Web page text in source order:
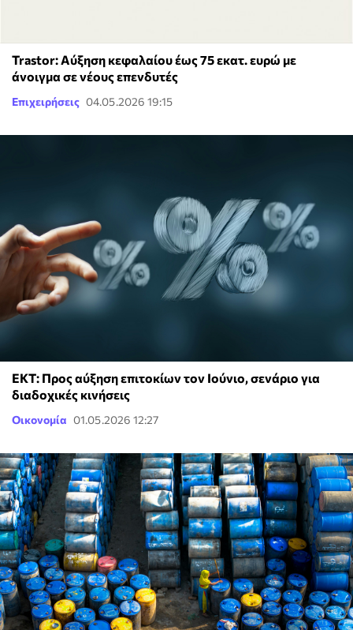
Trastor: Αύξηση κεφαλαίου έως 75 εκατ. ευρώ με
άνοιγμα σε νέους επενδυτές
Επιχειρήσεις 04.05.2026 19:15
ΕΚΤ: Προς αύξηση επιτοκίων τον Ιούνιο, σενάριο για
διαδοχικές κινήσεις
Οικονομία 01.05.2026 12:27